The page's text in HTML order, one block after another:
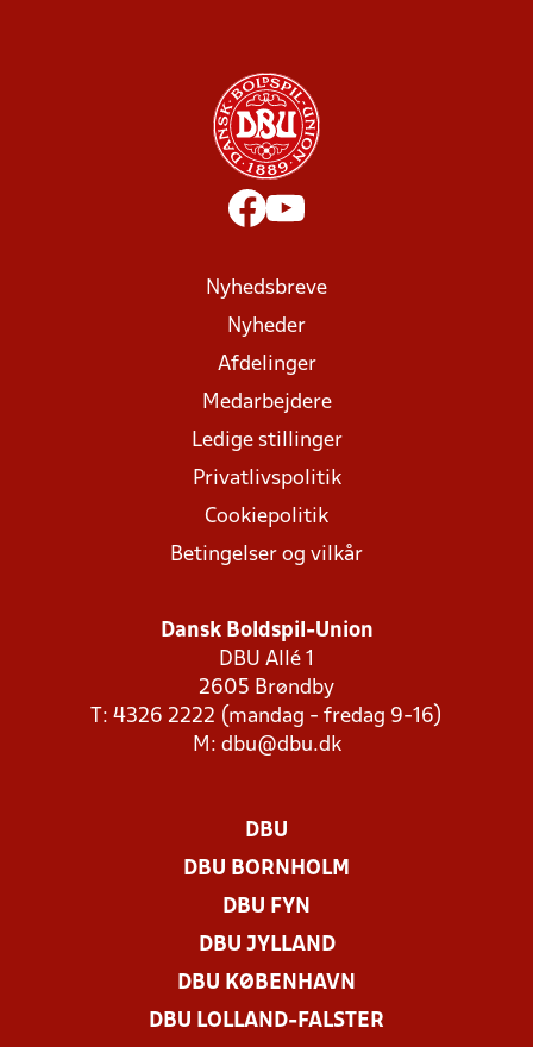
Nyhedsbreve
Nyheder
Afdelinger
Medarbejdere
Ledige stillinger
Privatlivspolitik
Cookiepolitik
Betingelser og vilkår
Dansk Boldspil-Union
DBU Allé 1
2605 Brøndby
T: 4326 2222 (mandag - fredag 9-16)
M: dbu@dbu.dk
DBU
DBU BORNHOLM
DBU FYN
DBU JYLLAND
DBU KØBENHAVN
DBU LOLLAND-FALSTER